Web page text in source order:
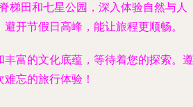
梯田和七星公园，深入体验自然与人
开节假日高峰，能让旅程更顺畅。
富的文化底蕴，等待着您的探索。遵
忘的旅行体验！